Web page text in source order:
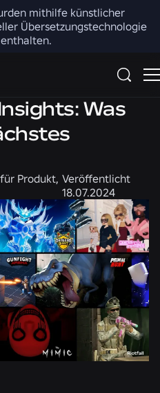
mithilfe künstlicher
Übersetzungstechnologie
Was
Produkt, Veröffentlicht
18.07.2024